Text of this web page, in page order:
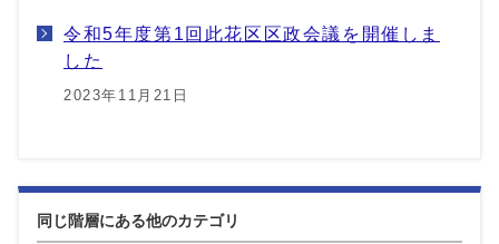
令和5年度第1回此花区区政会議を開催しま
した
2023年11月21日
同じ階層にある他のカテゴリ